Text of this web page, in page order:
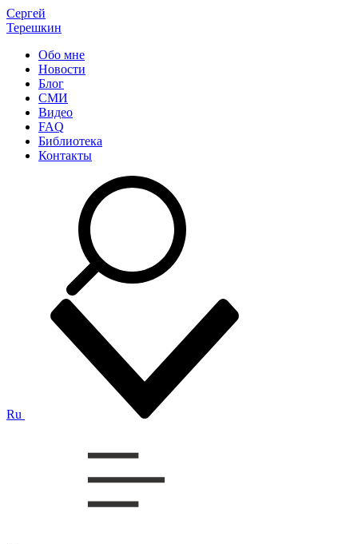
Сергей
Терешкин
Обо мне
Новости
Блог
СМИ
Видео
FAQ
Библиотека
Контакты
Ru